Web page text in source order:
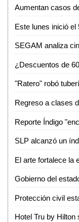
"Ratero" robó